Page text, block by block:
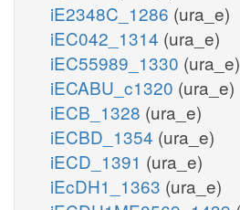
iE2348C_1286 (ura_e)
iEC042_1314 (ura_e)
iEC55989_1330 (ura_e)
iECABU_c1320 (ura_e)
iECB_1328 (ura_e)
iECBD_1354 (ura_e)
iECD_1391 (ura_e)
iEcDH1_1363 (ura_e)